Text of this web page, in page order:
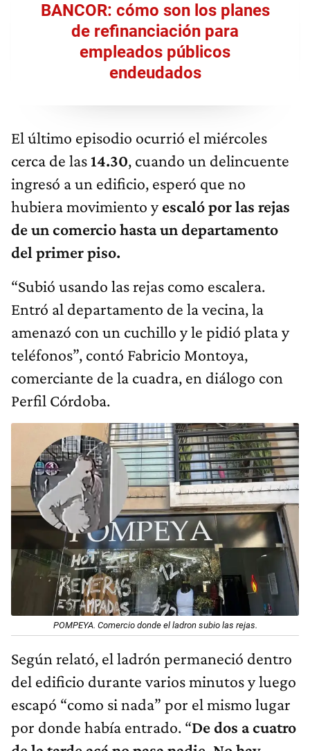
BANCOR: cómo son los planes
de refinanciación para
empleados públicos
endeudados
El último episodio ocurrió el miércoles
cerca de las14.30, cuando un delincuente
ingresó a un edificio, esperó que no
hubiera movimiento yescaló por las rejas
de un comercio hasta un departamento
del primer piso.
“Subió usando las rejas como escalera.
Entró al departamento de la vecina, la
amenazó con un cuchillo y le pidió plata y
teléfonos”, contó Fabricio Montoya,
comerciante de la cuadra, en diálogo con
Perfil Córdoba.
POMPEYA. Comercio donde el ladron subio las rejas.
Según relató, el ladrón permaneció dentro
del edificio durante varios minutos y luego
escapó “como si nada” por el mismo lugar
por donde había entrado. “De dos a cuatro